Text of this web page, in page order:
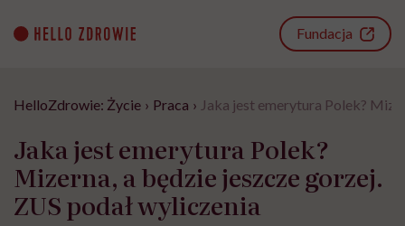
content
Fundacja
HelloZdrowie: Życie › Praca › Jaka jest emerytura Polek?
Jaka jest emerytura Polek?
Mizerna, a będzie jeszcze gorzej.
ZUS podał wyliczenia